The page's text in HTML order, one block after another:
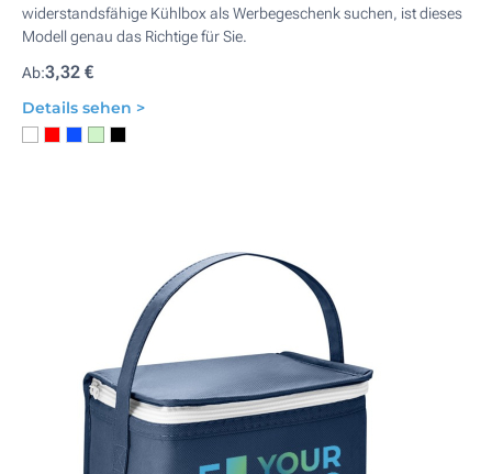
widerstandsfähige Kühlbox als Werbegeschenk suchen, ist dieses
Modell genau das Richtige für Sie.
Ab:3,32 €
Details sehen >